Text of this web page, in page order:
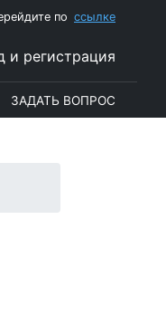
по ссылке
и регистрация
ЗАДАТЬ ВОПРОС